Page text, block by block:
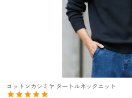
コットンカシミヤ タートルネックニット